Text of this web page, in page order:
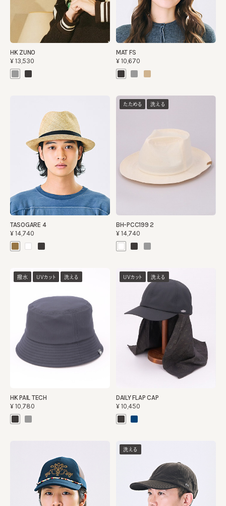
HK ZUNO
¥13,530
MAT FS
¥10,670
TASOGARE 4
¥14,740
たためる 洗える
BH-PCC199 2
¥14,740
撥水 UVカット 洗える
HK PAIL TECH
¥10,780
UVカット 洗える
DAILY FLAP CAP
¥10,450
洗える